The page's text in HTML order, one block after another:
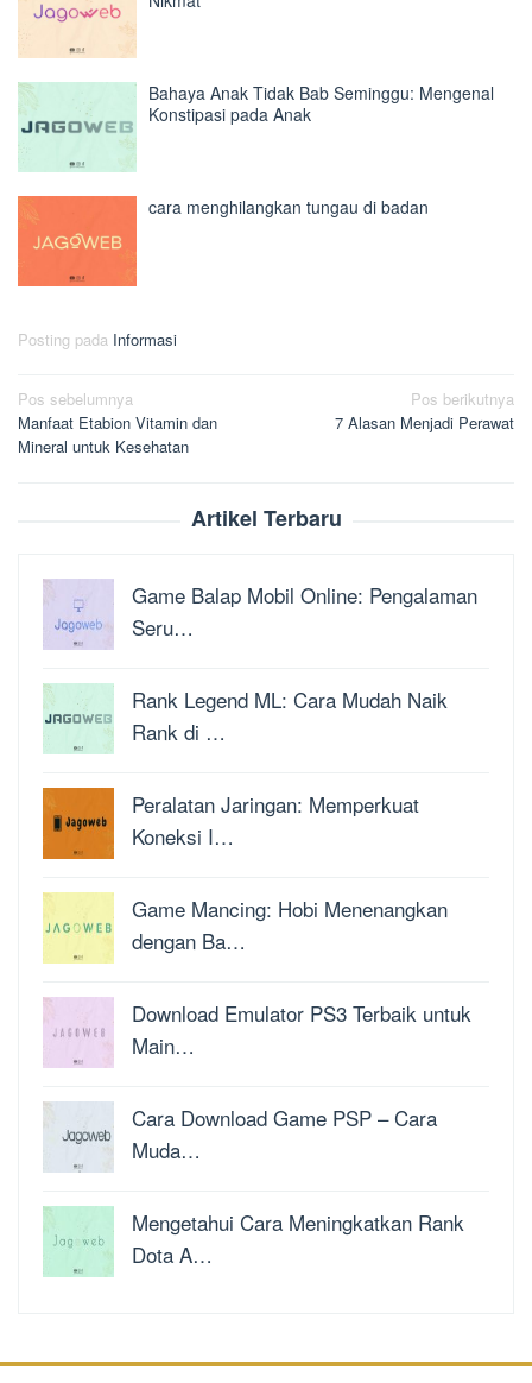
Bahaya Anak Tidak Bab Seminggu: Mengenal
Konstipasi pada Anak
cara menghilangkan tungau di badan
Posting pada Informasi
Navigasi
pos
Pos sebelumnya
Manfaat Etabion Vitamin dan
Mineral untuk Kesehatan
Pos berikutnya
7 Alasan Menjadi Perawat
Artikel Terbaru
Game Balap Mobil Online: Pengalaman
Seru…
Rank Legend ML: Cara Mudah Naik
Rank di …
Peralatan Jaringan: Memperkuat
Koneksi I…
Game Mancing: Hobi Menenangkan
dengan Ba…
Download Emulator PS3 Terbaik untuk
Main…
Cara Download Game PSP – Cara
Muda…
Mengetahui Cara Meningkatkan Rank
Dota A…